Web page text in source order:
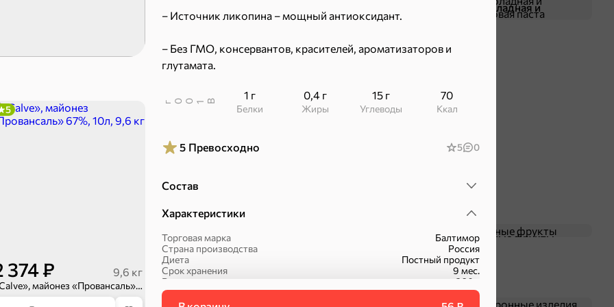
374 ₽ 9,6 кг
«Calve», майонез «Провансаль» 67%, 10л, 9,6 кг
5
– Источник ликопина – мощный антиоксидант.
– Без ГМО, консервантов, красителей, ароматизаторов и
глутамата.
В
1 00
г
1 г
Белки
0,4 г
Жиры
15 г
Углеводы
70
ккал
5 Превосходно 5 0
Состав
Характеристики
Торговая марка
Балтимор
Страна производства
Россия
Диета
Постный продукт
Срок хранения
9 мес.
Вес
260 г
Артикул
РКТ005
Упаковка
фасованный
Шоколадная и
Орехи, мясо, рыба Сушеные фрукты